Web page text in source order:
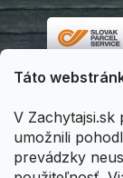
Táto
V Zachytajsi.sk
umožnili
prevádzky